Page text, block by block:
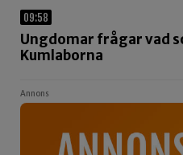
09:58
Ungdomar frågar vad
Kumlaborna
Annons